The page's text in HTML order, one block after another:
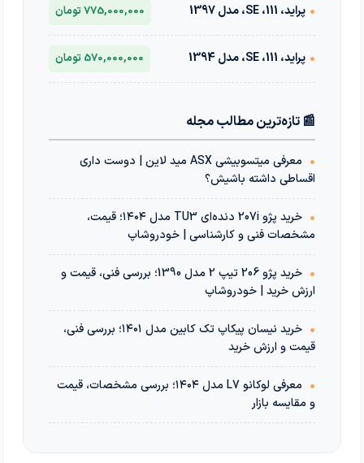
• پراید، 111، SE، مدل 1397 775,000,000 تومان
• پراید، 111، SE، مدل 1394 570,000,000 تومان
📰 تازه‌ترین مطالب مجله
•
معرفی میتسوبیشی ASX مید لاین | دوست داری
اقساطی داشته باشیش؟
•
خرید پژو 207i دنده‌ای TU3 مدل ۱۴۰۴؛ قیمت،
مشخصات فنی و کارشناسی | خودروشاپ
•
خرید پژو 206 تیپ 2 مدل 1390؛ بررسی فنی، قیمت و
ارزش خرید | خودروشاپ
•
خرید نیسان پیکاپ تک کابین مدل ۱۴۰۱؛ بررسی فنی،
قیمت و ارزش خرید
•
معرفی لوکانو L7 مدل ۱۴۰۴؛ بررسی مشخصات، قیمت
و مقایسه بازار